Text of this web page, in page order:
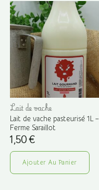
Lait de vache
Lait de vache pasteurisé 1L –
Ferme Saraillot
1,50€
Ajouter Au Panier